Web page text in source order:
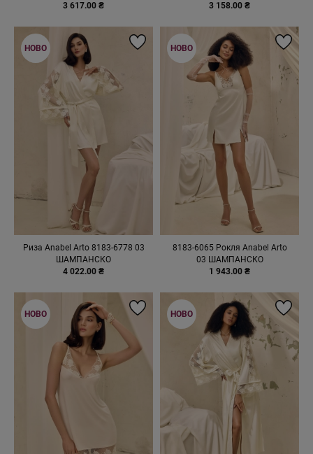
3 617.00 ₴
3 158.00 ₴
Риза Anabel Arto 8183-6778 03
ШАМПАНСКО
4 022.00 ₴
НОВО
8183-6065 Рокля Anabel Arto
03 ШАМПАНСКО
1 943.00 ₴
НОВО
НОВО НОВО